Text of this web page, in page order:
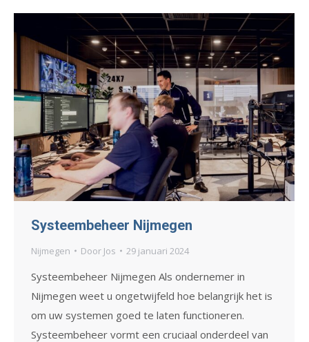
Systeembeheer Nijmegen
Nijmegen Door Jos 29 januari 2024
Systeembeheer Nijmegen Als ondernemer in
Nijmegen weet u ongetwijfeld hoe belangrijk het is
om uw systemen goed te laten functioneren.
Systeembeheer vormt een cruciaal onderdeel van